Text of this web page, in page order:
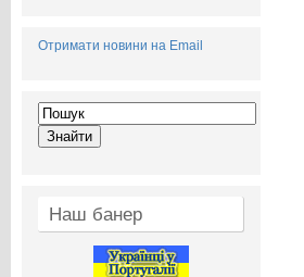
Отримати новини на Email
Наш банер